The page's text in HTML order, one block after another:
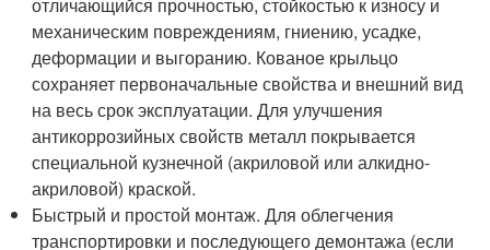
механическим повреждениям, гниению, усадке,
деформации и выгоранию. Кованое крыльцо
сохраняет первоначальные свойства и внешний вид
на весь срок эксплуатации. Для улучшения
антикоррозийных свойств металл покрывается
специальной кузнечной (акриловой или алкидно-
акриловой) краской.
Быстрый и простой монтаж. Для облегчения
транспортировки и последующего демонтажа (если